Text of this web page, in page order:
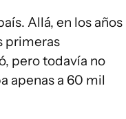
Allá, en los años
primeras
pero todavía no
apenas a 60 mil